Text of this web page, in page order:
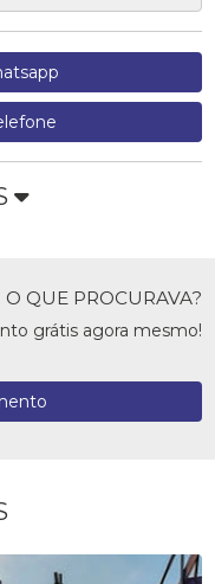
QUE PROCURAVA?
grátis agora mesmo!